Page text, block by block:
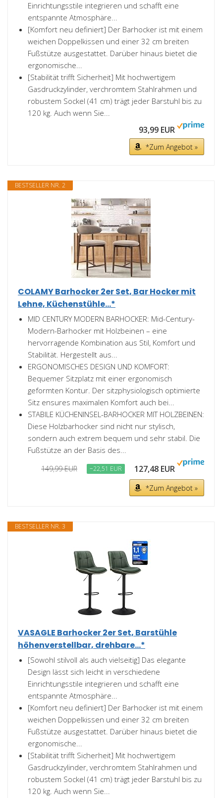
Einrichtungsstile integrieren und schafft eine
entspannte Atmosphäre...
[Komfort neu definiert] Der Barhocker ist mit einem
weichen Doppelkissen und einer 32 cm breiten
Fußstütze ausgestattet. Darüber hinaus bietet die
ergonomische...
[Stabilität trifft Sicherheit] Mit hochwertigem
Gasdruckzylinder, verchromtem Stahlrahmen und
robustem Sockel (41 cm) trägt jeder Barstuhl bis zu
120 kg. Auch wenn Sie...
93,99 EUR
*Zum Angebot »
BESTSELLER NR. 2
COLAMY Barhocker 2er Set, Bar Hocker mit
Lehne, Küchenstühle...*
MID CENTURY MODERN BARHOCKER: Mid-Century-
Modern-Barhocker mit Holzbeinen – eine
hervorragende Kombination aus Stil, Komfort und
Stabilität. Hergestellt aus...
ERGONOMISCHES DESIGN UND KOMFORT:
Bequemer Sitzplatz mit einer ergonomisch
geformten Kontur. Der sitzphysiologisch optimierte
Sitz ensures maximalen Komfort auch bei...
STABILE KÜCHENINSEL-BARHOCKER MIT HOLZBEINEN:
Diese Holzbarhocker sind nicht nur stylisch,
sondern auch extrem bequem und sehr stabil. Die
Fußstütze an der Basis des...
149,99 EUR −22,51 EUR 127,48 EUR
*Zum Angebot »
BESTSELLER NR. 3
VASAGLE Barhocker 2er Set, Barstühle
höhenverstellbar, drehbare...*
[Sowohl stilvoll als auch vielseitig] Das elegante
Design lässt sich leicht in verschiedene
Einrichtungsstile integrieren und schafft eine
entspannte Atmosphäre...
[Komfort neu definiert] Der Barhocker ist mit einem
weichen Doppelkissen und einer 32 cm breiten
Fußstütze ausgestattet. Darüber hinaus bietet die
ergonomische...
[Stabilität trifft Sicherheit] Mit hochwertigem
Gasdruckzylinder, verchromtem Stahlrahmen und
robustem Sockel (41 cm) trägt jeder Barstuhl bis zu
120 kg. Auch wenn Sie...